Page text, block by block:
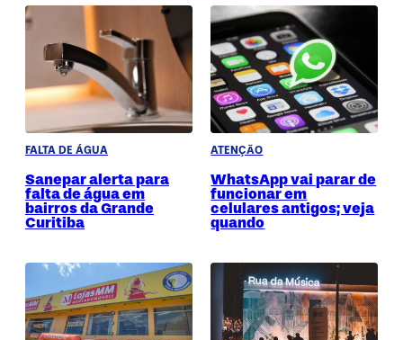
FALTA DE ÁGUA
Sanepar alerta para
falta de água em
bairros da Grande
Curitiba
ATENÇÃO
WhatsApp vai parar de
funcionar em
celulares antigos; veja
quando